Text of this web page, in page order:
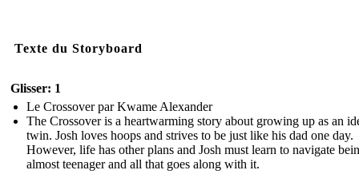
Texte du Storyboard
Glisser: 1
Le Crossover par Kwame Alexander
The Crossover is a heartwarming story about growing up as an
twin. Josh loves hoops and strives to be just like his dad one day.
However, life has other plans and Josh must learn to navigate
almost teenager and all that goes along with it.